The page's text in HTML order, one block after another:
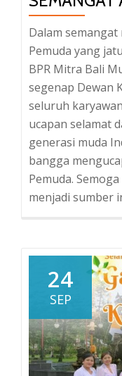
1
Dalam
Pemuda yang
BPR Mitra Bali
segenap Dewan
seluruh
ucapan selamat
generasi muda
bangga
Pemuda.
menjadi sumber
24
SEP